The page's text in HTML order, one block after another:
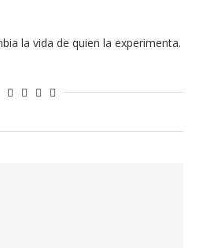
la vida de quien la experimenta.